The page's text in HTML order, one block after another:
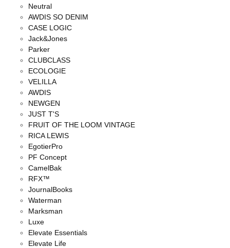
Neutral
AWDIS SO DENIM
CASE LOGIC
Jack&Jones
Parker
CLUBCLASS
ECOLOGIE
VELILLA
AWDIS
NEWGEN
JUST T'S
FRUIT OF THE LOOM VINTAGE
RICA LEWIS
EgotierPro
PF Concept
CamelBak
RFX™
JournalBooks
Waterman
Marksman
Luxe
Elevate Essentials
Elevate Life